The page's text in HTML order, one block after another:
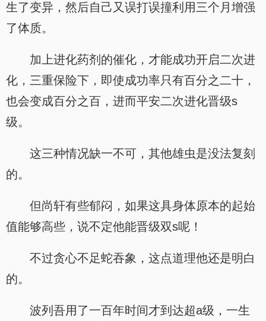
生了变异，然后自己又误打误撞利用三个月增强
了体质。
加上进化药剂的催化，才能成功开启二次进
化，三重保险下，即使成功率只有百分之二十，
也会变成百分之百，进而平安二次进化晋级s
级。
这三种情况缺一不可，其他雄虫是没法复刻
的。
但尚轩有些郁闷，如果这具身体原本的起始
值能够高些，说不定他能晋级双s呢！
不过贪心不足蛇吞象，这点道理他还是明白
的。
波列吾用了一百年时间才到达超a级，一生